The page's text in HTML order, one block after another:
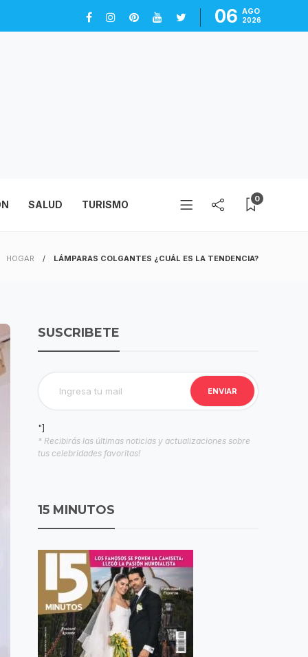
06 AGO
2026
SALUD TURISMO 0
HOGAR LÁMPARAS COLGANTES ¿CUÁL ES LA TENDENCIA?
SUSCRIBETE
"]
* Recibirás las últimas noticias y actualizaciones sobre
tus celebridades favoritas!
15 MINUTOS